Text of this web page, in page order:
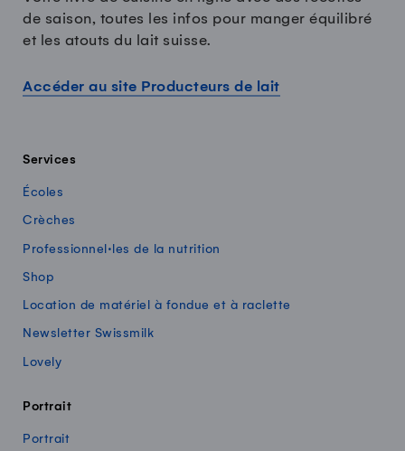
de saison, toutes les infos pour manger équilibré
et les atouts du lait suisse.
Accéder au site Producteurs de lait
Services
Écoles
Crèches
Professionnel·les de la nutrition
Shop
Location de matériel à fondue et à raclette
Newsletter Swissmilk
Lovely
Portrait
Portrait